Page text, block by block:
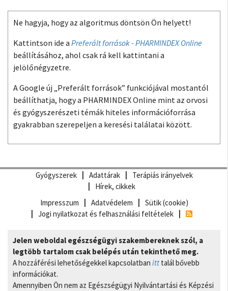
Ne hagyja, hogy az algoritmus döntsön Ön helyett!
Kattintson ide a Preferált források - PHARMINDEX Online
beállításához, ahol csak rá kell kattintani a
jelölőnégyzetre.
A Google új „Preferált források” funkciójával mostantól
beállíthatja, hogy a PHARMINDEX Online mint az orvosi
és gyógyszerészeti témák hiteles információforrása
gyakrabban szerepeljen a keresési találatai között.
Gyógyszerek Adattárak
Terápiás irányelvek
Hírek, cikkek
Impresszum
Adatvédelem
Sütik (cookie)
Jogi nyilatkozat és felhasználási feltételek
Jelen weboldal egészségügyi szakembereknek szól, a
legtöbb tartalom csak belépés után tekinthető meg.
A hozzáférési lehetőségekkel kapcsolatban itt talál bővebb
információkat.
Amennyiben Ön nem az Egészségügyi Nyilvántartási és Képzési